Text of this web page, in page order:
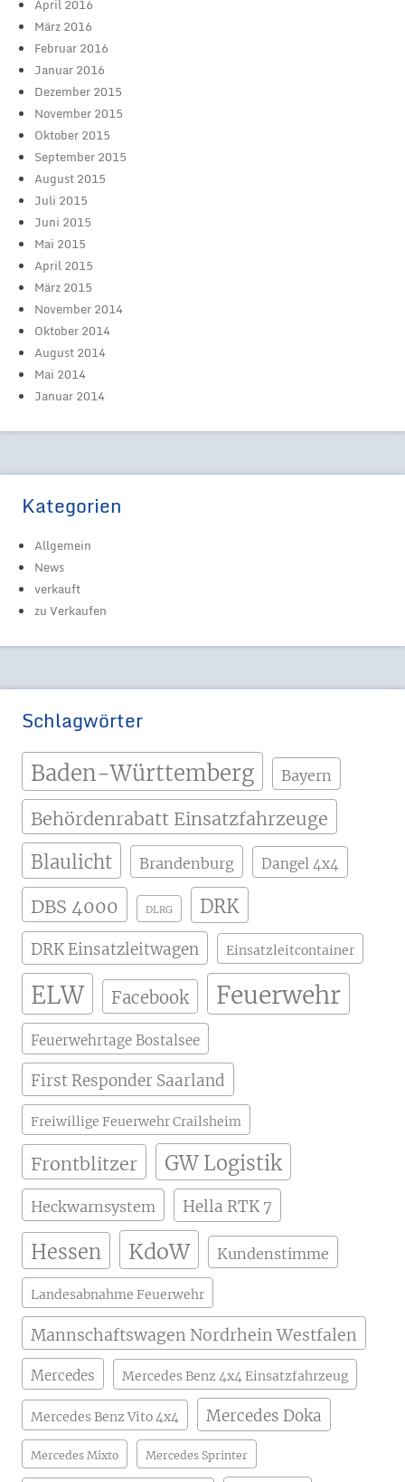
April 2016
März 2016
Februar 2016
Januar 2016
Dezember 2015
November 2015
Oktober 2015
September 2015
August 2015
Juli 2015
Juni 2015
Mai 2015
April 2015
März 2015
November 2014
Oktober 2014
August 2014
Mai 2014
Januar 2014
Kategorien
Allgemein
News
verkauft
zu Verkaufen
Schlagwörter
Baden-Württemberg Bayern
Behördenrabatt Einsatzfahrzeuge
Blaulicht Brandenburg Dangel 4x4
DBS 4000 DLRG DRK
DRK Einsatzleitwagen Einsatzleitcontainer
ELW Facebook Feuerwehr
Feuerwehrtage Bostalsee
First Responder Saarland
Freiwillige Feuerwehr Crailsheim
Frontblitzer GW Logistik
Heckwarnsystem Hella RTK 7
Hessen KdoW Kundenstimme
Landesabnahme Feuerwehr
Mannschaftswagen Nordrhein Westfalen
Mercedes Mercedes Benz 4x4 Einsatzfahrzeug
Mercedes Benz Vito 4x4 Mercedes Doka
Mercedes Mixto Mercedes Sprinter